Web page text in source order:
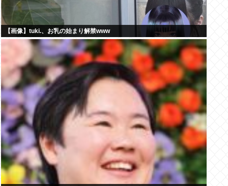
【画像】tuki.、お乳の始まり解禁www